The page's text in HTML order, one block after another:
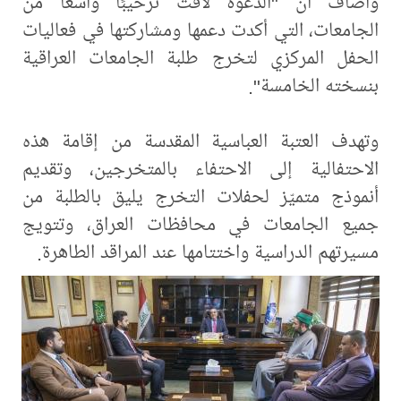
الجامعات، التي أكدت دعمها ومشاركتها في فعاليات
الحفل المركزي لتخرج طلبة الجامعات العراقية
بنسخته الخامسة".
وتهدف العتبة العباسية المقدسة من إقامة هذه
الاحتفالية إلى الاحتفاء بالمتخرجين، وتقديم
أنموذج متميّز لحفلات التخرج يليق بالطلبة من
جميع الجامعات في محافظات العراق، وتتويج
مسيرتهم الدراسية واختتامها عند المراقد الطاهرة.